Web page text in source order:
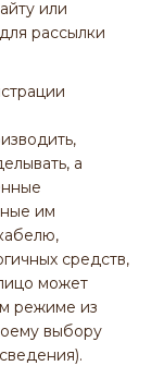
или
рассылки
а
им
средств,
может
режиме из
выбору